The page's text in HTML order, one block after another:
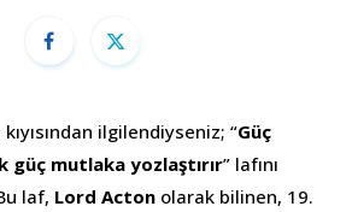
ilgilendiyseniz; “Güç
güç mutlaka yozlaştırır” lafını
laf, Lord Acton olarak bilinen, 19.